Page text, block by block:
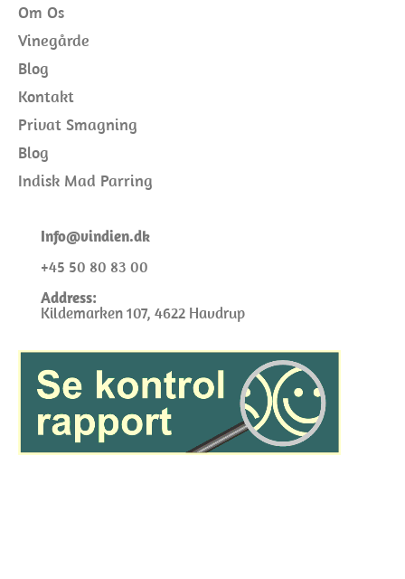
Om Os
Vinegårde
Blog
Kontakt
Privat Smagning
Blog
Indisk Mad Parring
Info@vindien.dk
+45 50 80 83 00
Address:
Kildemarken 107, 4622 Havdrup